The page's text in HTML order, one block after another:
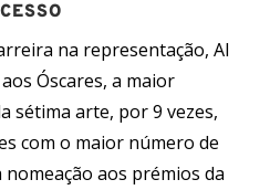
na representação, Al
Óscares, a maior
sétima arte, por 9 vezes,
com o maior número de
aos prémios da